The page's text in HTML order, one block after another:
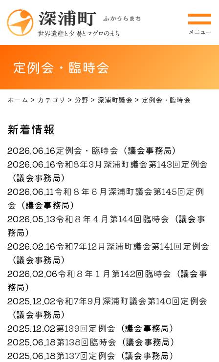
定例会・臨時会
ホーム カテゴリ 分野 深浦町議会 定例会・臨時会
新着情報
2026.06.16定例会・臨時会 （議会事務局）
2026.06.16令和8年3月深浦町議会第143回定例会
（議会事務局）
2026.06.11令和８年６月深浦町議会第145回定例
会 （議会事務局）
2026.05.13令和８年４月第144回臨時会 （議会事
務局）
2026.02.16令和7年12月深浦町議会第141回定例会
（議会事務局）
2026.02.06令和８年１月第142回臨時会 （議会事
務局）
2025.12.02令和7年9月深浦町議会第140回定例会
（議会事務局）
2025.12.02第139回定例会 （議会事務局）
2025.06.18第138回臨時会 （議会事務局）
2025.06.18第137回定例会 （議会事務局）